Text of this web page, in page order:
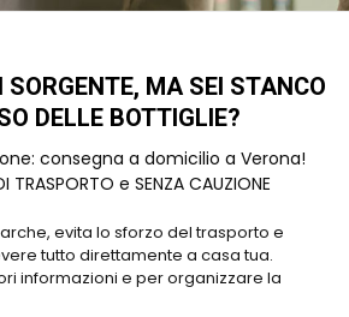
SORGENTE, MA SEI STANCO
DELLE BOTTIGLIE?
consegna a domicilio a Verona!
TRASPORTO e SENZA CAUZIONE
evita lo sforzo del trasporto e
tutto direttamente a casa tua.
informazioni e per organizzare la